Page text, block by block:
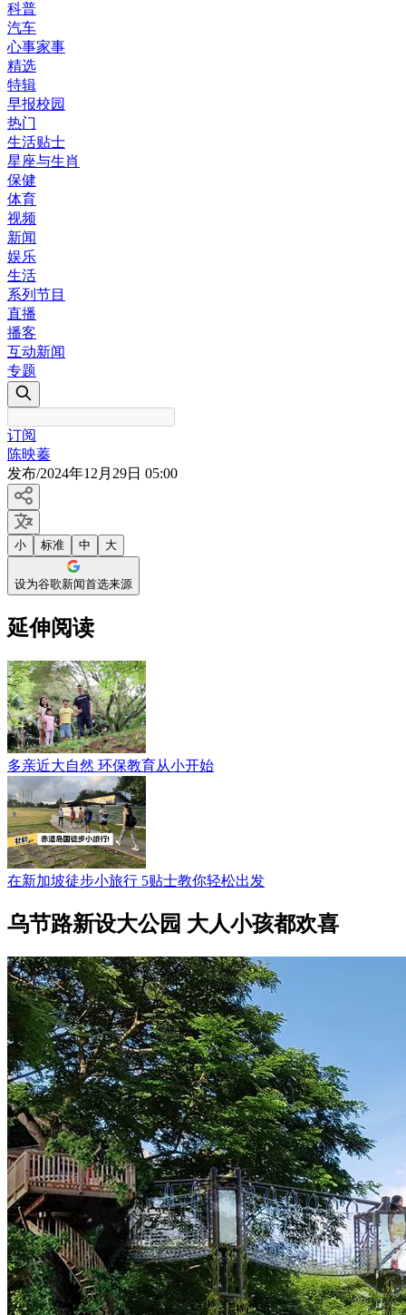
科普
汽车
心事家事
精选
特辑
早报校园
热门
生活贴士
星座与生肖
保健
体育
视频
新闻
娱乐
生活
系列节目
直播
播客
互动新闻
专题
订阅
陈映蓁
发布/2024年12月29日 05:00
小 标准 中 大
设为谷歌新闻首选来源
延伸阅读
多亲近大自然 环保教育从小开始
在新加坡徒步小旅行 5贴士教你轻松出发
乌节路新设大公园 大人小孩都欢喜